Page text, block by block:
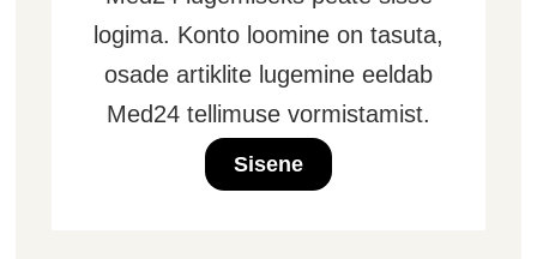
logima. Konto loomine on tasuta,
osade artiklite lugemine eeldab
Med24 tellimuse vormistamist.
Sisene